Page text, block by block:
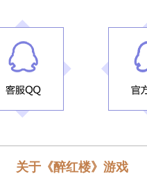
关于《醉红楼》游戏